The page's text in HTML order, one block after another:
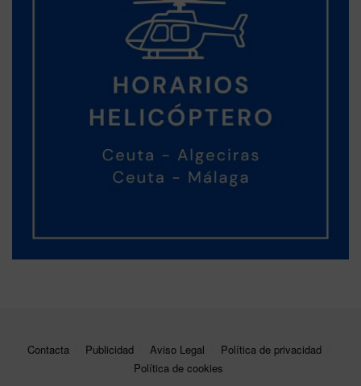
Contacta Publicidad Aviso Legal
Política de privacidad
Política de cookies